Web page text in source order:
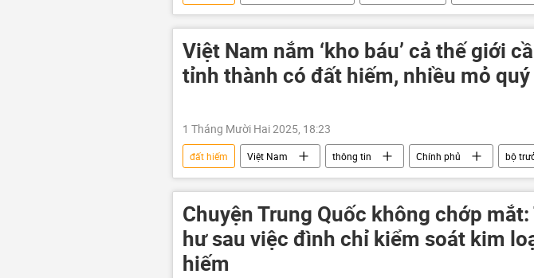
Chính trị
Donald Trump Thế giới Kinh tế
Việt Nam nắm ‘kho báu’ cả thế giới
tỉnh thành có đất hiếm, nhiều mỏ quý
1 Tháng Mười Hai 2025, 18:23
đất hiếm Việt Nam thông tin Chính phủ bộ
Chính trị
tài nguyên luật Pháp luật môi
Chuyện Trung Quốc không chớp
hư sau việc đình chỉ kiểm soát kim
hiếm